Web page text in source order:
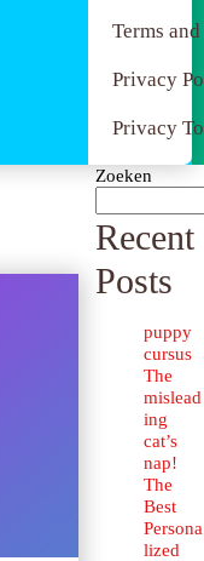
Terms
Privacy
Privacy
Zoeken
Recent
Posts
puppy
cursus
The
mislead
ing
cat’s
nap!
The
Best
Persona
lized